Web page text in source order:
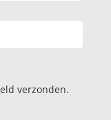
verzonden.